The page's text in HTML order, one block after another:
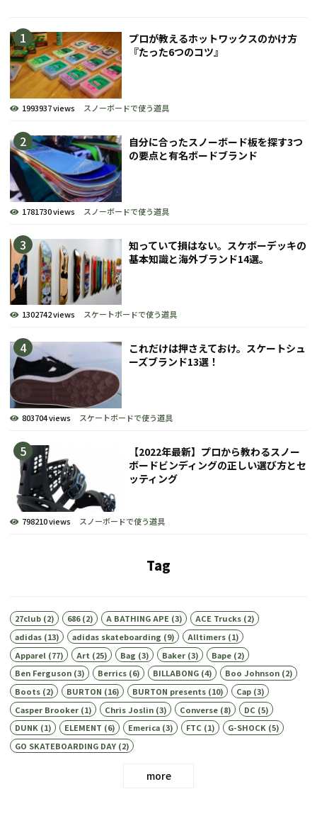
プロが教えるホットワックスのかけ方
『たった6つのコツ』
1993937 views スノーボードで使う道具
自分に合ったスノーボード板を探す3つ
の要点と有名ボードブランド
1781730 views スノーボードで使う道具
知っていて損はない。スケボーデッキの
基本知識と海外ブランド14選。
1302742 views スケートボードで使う道具
これだけは押さえておけ。スケートシュ
ーズブランド13選！
803704 views スケートボードで使う道具
【2022年最新】プロから教わるスノー
ボードビンディングの正しい選び方とセ
ッティング
798210 views スノーボードで使う道具
Tag
27club(2) 686(2) A BATHING APE(3) ACE Trucks(2)
adidas(13) adidas skateboarding (9) Alltimers(1)
Apparel (77) Art (25) Bag (3) Baker(3) Bape(2)
Ben Ferguson(3) Berrics(6) BILLABONG(4) Boo Johnson(2)
Boots(2) BURTON (16) BURTON presents(10) Cap(3)
Casper Brooker(1) Chris Joslin(3) Converse(8) DC (5)
DUNK(1) ELEMENT (6) Emerica(3) FTC (1) G-SHOCK(5)
GO SKATEBOARDING DAY(2)
more